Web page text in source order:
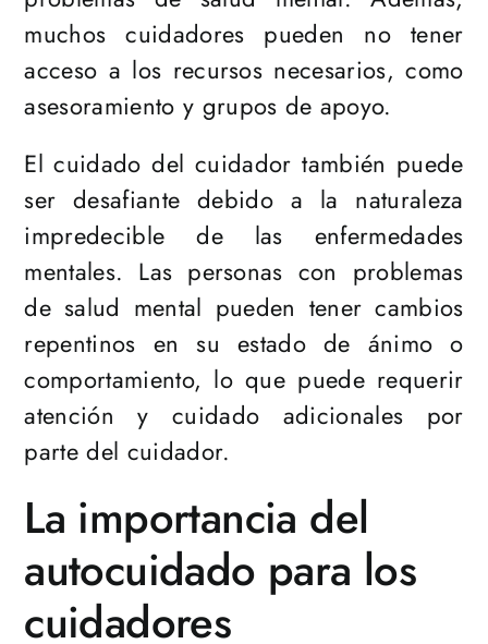
muchos cuidadores pueden no tener
acceso a los recursos necesarios, como
asesoramiento y grupos de apoyo.
El cuidado del cuidador también puede
ser desafiante debido a la naturaleza
impredecible de las enfermedades
mentales. Las personas con problemas
de salud mental pueden tener cambios
repentinos en su estado de ánimo o
comportamiento, lo que puede requerir
atención y cuidado adicionales por
parte del cuidador.
La importancia del
autocuidado para los
cuidadores